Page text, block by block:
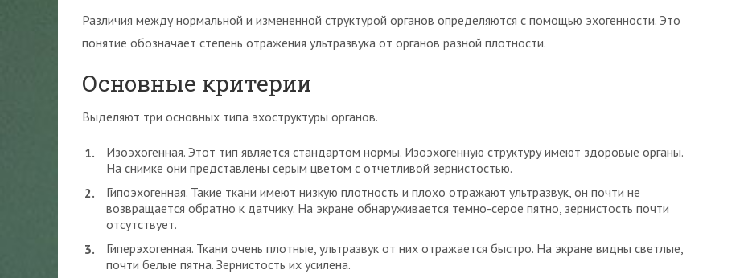
Различия между нормальной и измененной структурой органов определяются с помощью эхогенности. Это
понятие обозначает степень отражения ультразвука от органов разной плотности.
Основные критерии
Выделяют три основных типа эхоструктуры органов.
Изоэхогенная. Этот тип является стандартом нормы. Изоэхогенную структуру имеют здоровые органы.
На снимке они представлены серым цветом с отчетливой зернистостью.
Гипоэхогенная. Такие ткани имеют низкую плотность и плохо отражают ультразвук, он почти не
возвращается обратно к датчику. На экране обнаруживается темно-серое пятно, зернистость почти
отсутствует.
Гиперэхогенная. Ткани очень плотные, ультразвук от них отражается быстро. На экране видны светлые,
почти белые пятна. Зернистость их усилена.